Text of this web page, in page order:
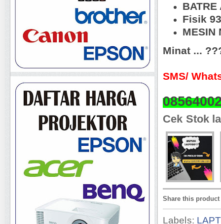
BATRE
Fisik
MESIN
Minat ...
SMS/
Cek Stok
Share this product
Labels: